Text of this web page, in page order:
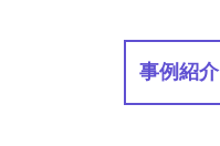
事例紹